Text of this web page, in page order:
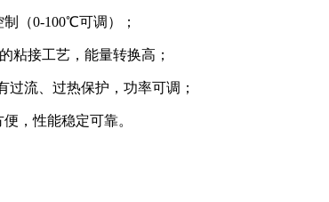
（0-100℃可调）；
粘接工艺，能量转换高；
过流、过热保护，功率可调；
，性能稳定可靠。